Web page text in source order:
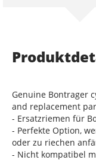
Genuine Bontrager
and replacement
- Ersatzriemen für
- Perfekte Option,
oder zu riechen
- Nicht kompatibel